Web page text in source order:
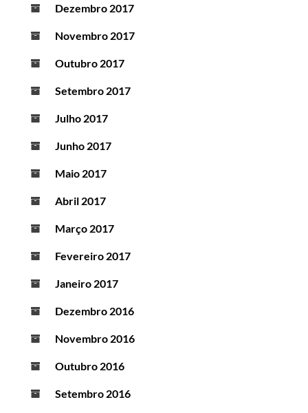
Dezembro 2017
Novembro 2017
Outubro 2017
Setembro 2017
Julho 2017
Junho 2017
Maio 2017
Abril 2017
Março 2017
Fevereiro 2017
Janeiro 2017
Dezembro 2016
Novembro 2016
Outubro 2016
Setembro 2016